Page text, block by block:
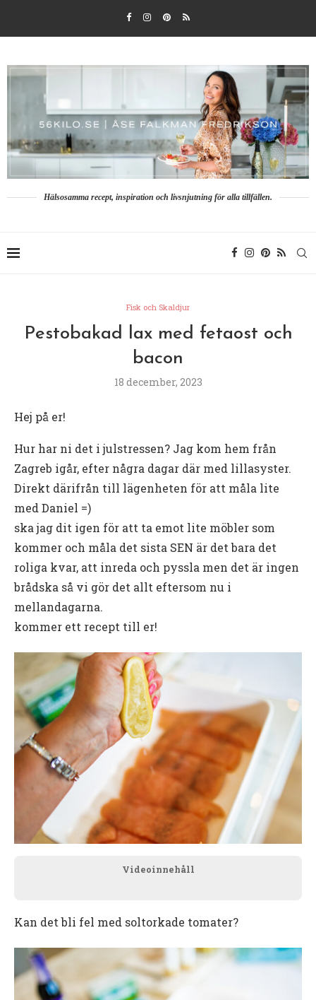
Hälsosamma recept, inspiration och livsnjutning för alla tillfällen.
Fisk och Skaldjur
Pestobakad lax med fetaost och
bacon
18 december, 2023
Hej på er!
Hur har ni det i julstressen? Jag kom hem från
Zagreb igår, efter några dagar där med lillasyster.
Direkt därifrån till lägenheten för att måla lite
med Daniel =)
ska jag dit igen för att ta emot lite möbler som
kommer och måla det sista SEN är det bara det
roliga kvar, att inreda och pyssla men det är ingen
brådska så vi gör det allt eftersom nu i
mellandagarna.
kommer ett recept till er!
Videoinnehåll
Kan det bli fel med soltorkade tomater?